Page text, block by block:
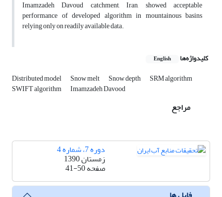
Imamzadeh Davoud catchment, Iran, showed acceptable
performance of developed algorithm in mountainous basins
relying only on readily available data.
کلیدواژه‌ها English
Distributed model Snow melt Snow depth SRM algorithm
SWIFT algorithm Imamzadeh Davood
مراجع
دوره 7، شماره 4
زمستان 1390
صفحه41-50